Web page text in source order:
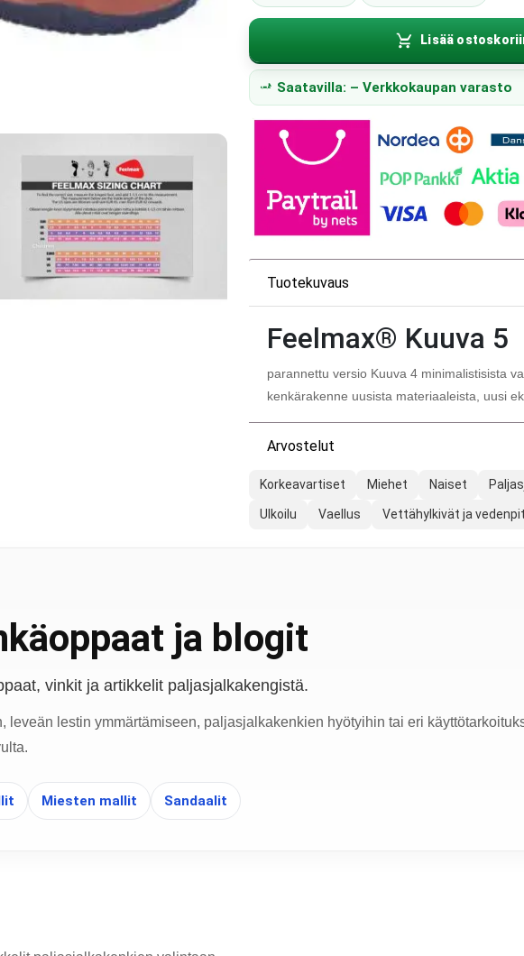
Lisää
Saatavilla: – Verkkokaupan varasto
Tuotekuvaus
Feelmax® Kuuva 5
parannettu versio Kuuva 4 minimalistisista
kenkärakenne uusista materiaaleista, uusi
Arvostelut
Korkeavartiset Miehet Naiset
Ulkoilu Vaellus Vettähylkivät ja
ja blogit
vinkit ja artikkelit paljasjalkakengistä.
leveän lestin ymmärtämiseen, paljasjalkakenkien hyötyihin tai eri
Miesten mallit Sandaalit